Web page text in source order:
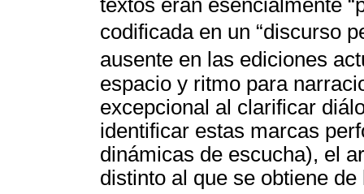
textos eran esencialmente
codificada en un “discurso
ausente en las ediciones
espacio y ritmo para
excepcional al clarificar
identificar estas marcas
dinámicas de escucha), el
distinto al que se obtiene